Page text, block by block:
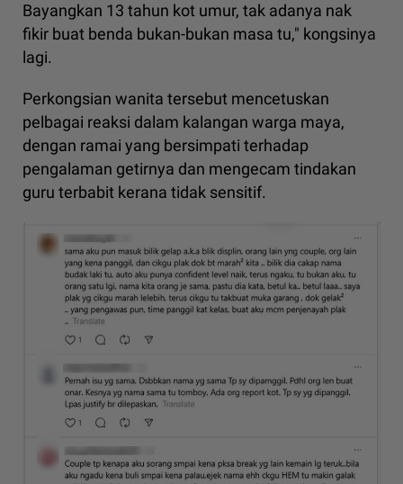
Bayangkan 13 tahun kot umur, tak adanya nak
fikir buat benda bukan-bukan masa tu," kongsinya
lagi.
Perkongsian wanita tersebut mencetuskan
pelbagai reaksi dalam kalangan warga maya,
dengan ramai yang bersimpati terhadap
pengalaman getirnya dan mengecam tindakan
guru terbabit kerana tidak sensitif.